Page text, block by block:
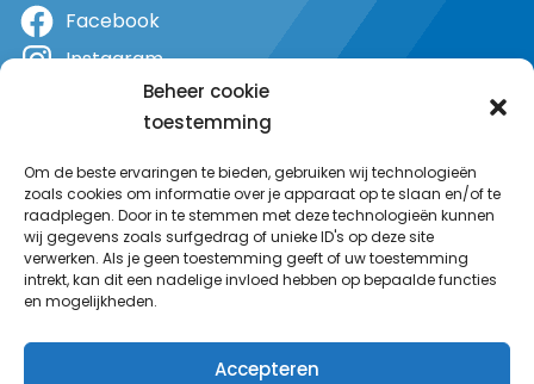
Beheer cookie
toestemming
Om de beste ervaringen te bieden, gebruiken wij technologieën
zoals cookies om informatie over je apparaat op te slaan en/of te
raadplegen. Door in te stemmen met deze technologieën kunnen
wij gegevens zoals surfgedrag of unieke ID's op deze site
verwerken. Als je geen toestemming geeft of uw toestemming
intrekt, kan dit een nadelige invloed hebben op bepaalde functies
en mogelijkheden.
Accepteren
Facebook
Instagram
YouTube